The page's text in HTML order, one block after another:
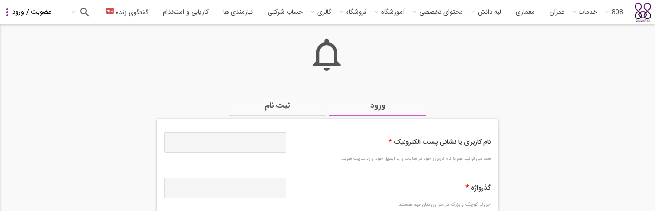
808 خدمات عمران معماری لبه دانش محتوای تخصصی آموزشگاه فروشگاه گالری حساب شرکتی نیازمندی ها کاریابی و استخدام گفتگوی زنده
ورود ثبت نام
نام کاربری یا نشانی پست الکترونیک *
شما می توانید هم با نام کاربری خود در سایت و یا ایمیل خود وارد سایت شوید.
گذرواژه *
حروف کوچک و بزرگ در رمز ورودتان مهم هستند.